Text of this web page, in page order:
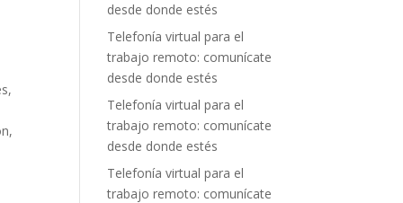
desde donde estés
Telefonía virtual para el
trabajo remoto: comunícate
desde donde estés
Telefonía virtual para el
trabajo remoto: comunícate
desde donde estés
Telefonía virtual para el
trabajo remoto: comunícate